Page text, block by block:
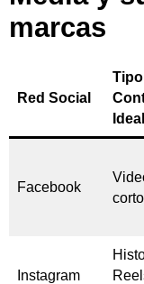
marcas
Red Social
Ideal
Facebook
Instagram